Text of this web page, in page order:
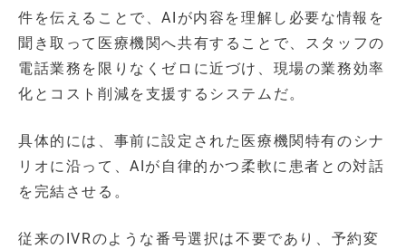
件を伝えることで、AIが内容を理解し必要な情報を
聞き取って医療機関へ共有することで、スタッフの
電話業務を限りなくゼロに近づけ、現場の業務効率
化とコスト削減を支援するシステムだ。
具体的には、事前に設定された医療機関特有のシナ
リオに沿って、AIが自律的かつ柔軟に患者との対話
を完結させる。
従来のIVRのような番号選択は不要であり、予約変